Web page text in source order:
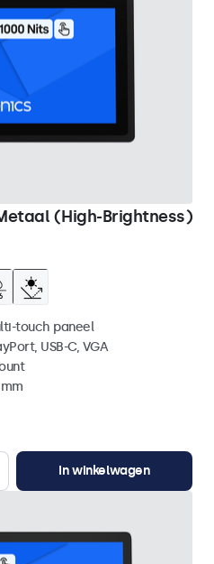
(High-Brightness)
touch paneel
USB-C, VGA
In winkelwagen